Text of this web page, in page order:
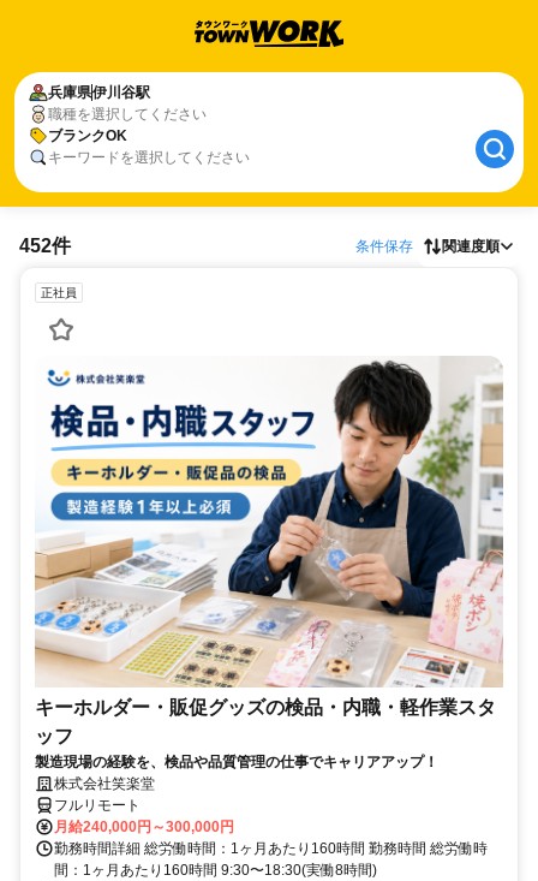
兵庫県伊川谷駅
職種を選択してください
ブランクOK
キーワードを選択してください
452件 条件保存 関連度順
正社員
キーホルダー・販促グッズの検品・内職・軽作業スタ
ッフ
製造現場の経験を、検品や品質管理の仕事でキャリアアップ！
株式会社笑楽堂
フルリモート
月給240,000円～300,000円
勤務時間詳細 総労働時間：1ヶ月あたり160時間 勤務時間 総労働時
間：1ヶ月あたり160時間 9:30〜18:30(実働8時間)